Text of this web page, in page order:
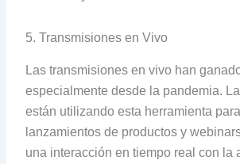
5. Transmisiones en Vivo
Las transmisiones en vivo han
especialmente desde la pandemia.
están utilizando esta herramienta
lanzamientos de productos y
una interacción en tiempo real con la